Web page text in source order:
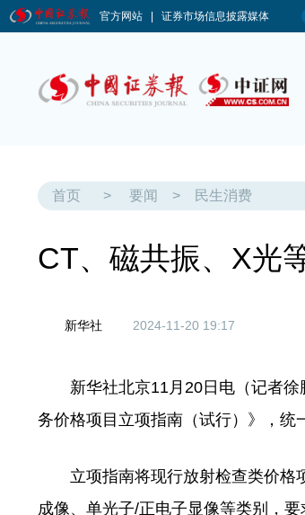
首页 > 要闻 > 民生消费
CT、磁共振、X光
新华社 2024-11-20 19:17
新华社北京11月20日电（记者徐
务价格项目立项指南（试行）》，统
立项指南将现行放射检查类价格项
成像、单光子/正电子显像等类别，